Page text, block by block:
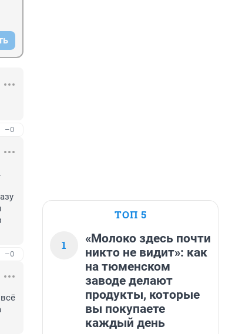
–0
–0
ТОП 5
1
«Молоко здесь почти
никто не видит»: как
на тюменском
заводе делают
продукты, которые
вы покупаете
каждый день